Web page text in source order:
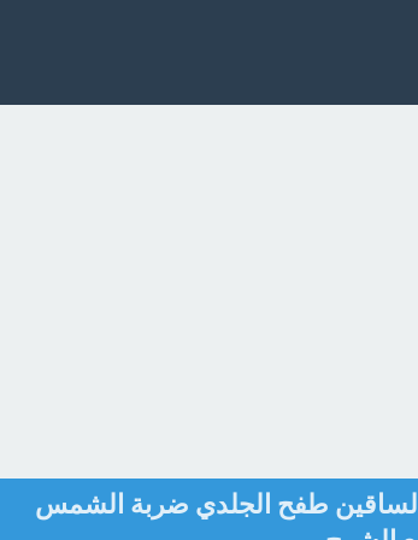
طفح الجلدي ضربة الشمس